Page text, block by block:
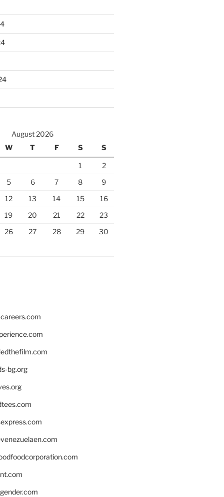
August 2026
W T F S S
1
2
5 6 7 8
9
12 13 14 15
16
19 20 21 22
23
26 27 28 29
30
bg.org